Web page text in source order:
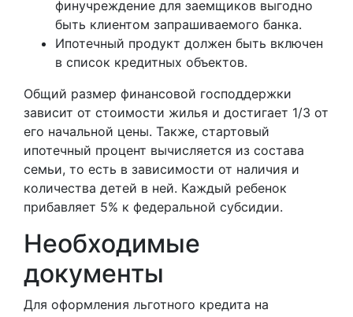
финучреждение для заемщиков выгодно
быть клиентом запрашиваемого банка.
Ипотечный продукт должен быть включен
в список кредитных объектов.
Общий размер финансовой господдержки
зависит от стоимости жилья и достигает 1/3 от
его начальной цены. Также, стартовый
ипотечный процент вычисляется из состава
семьи, то есть в зависимости от наличия и
количества детей в ней. Каждый ребенок
прибавляет 5% к федеральной субсидии.
Необходимые
документы
Для оформления льготного кредита на